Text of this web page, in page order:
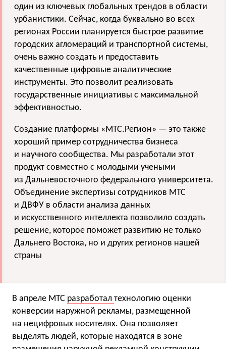
один из ключевых глобальных трендов в области
урбанистики. Сейчас, когда буквально во всех
регионах России планируется быстрое развитие
городских агломераций и транспортной системы,
очень важно создать и предоставить
качественные цифровые аналитические
инструменты. Это позволит реализовать
государственные инициативы с максимальной
эффективностью.
Создание платформы «МТС.Регион» — это также
хороший пример сотрудничества бизнеса
и научного сообщества. Мы разработали этот
продукт совместно с молодыми учеными
из Дальневосточного федерального университета.
Объединение экспертизы сотрудников МТС
и ДВФУ в области анализа данных
и искусственного интеллекта позволило создать
решение, которое поможет развитию не только
Дальнего Востока, но и других регионов нашей
страны
В апреле МТС разработал технологию оценки
конверсии наружной рекламы, размещенной
на нецифровых носителях. Она позволяет
выделять людей, которые находятся в зоне